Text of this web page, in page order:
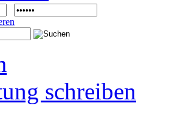
schreiben